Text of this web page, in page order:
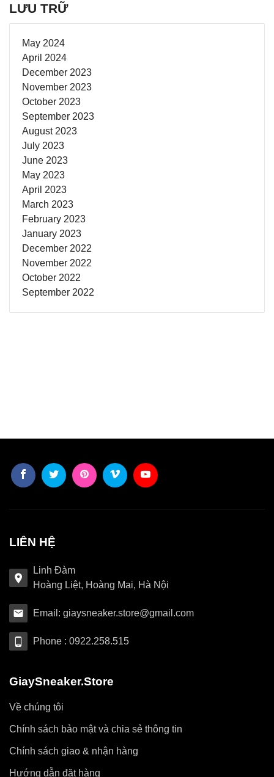
LƯU TRỮ
May 2024
April 2024
December 2023
November 2023
October 2023
September 2023
August 2023
July 2023
June 2023
May 2023
April 2023
March 2023
February 2023
January 2023
December 2022
November 2022
October 2022
September 2022
LIÊN HỆ
Linh Đàm
Hoàng Liệt, Hoàng Mai, Hà Nội
Email: giaysneaker.store@gmail.com
Phone : 0922.258.515
GiaySneaker.Store
Về chúng tôi
Chính sách bảo mật và chia sẻ thông tin
Chính sách giao & nhận hàng
Hướng dẫn đặt hàng